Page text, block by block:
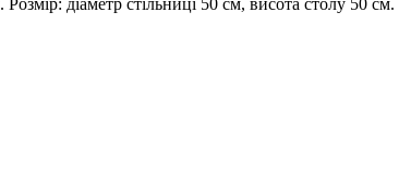
діаметр стільниці 50 см, висота столу 50 см.